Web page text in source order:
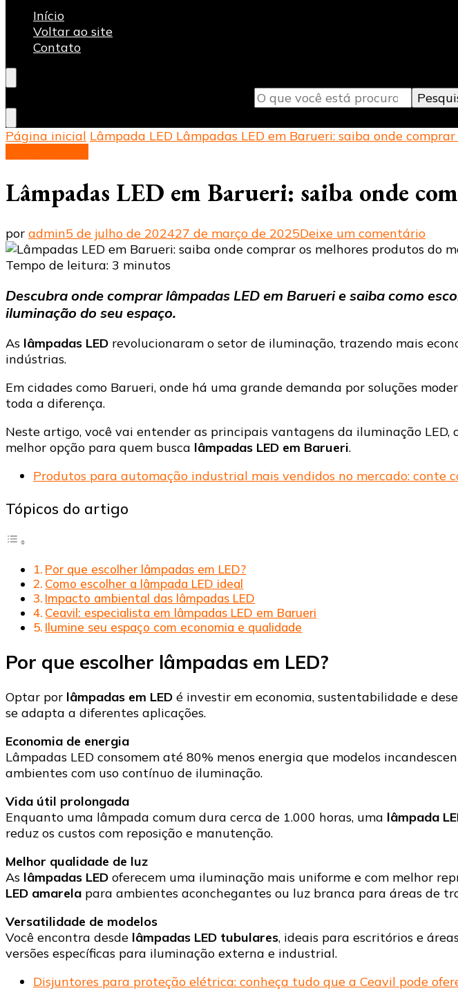
Blog Ceavil
Líder em Revenda de Materiais Elétricos e Produtos do Setor de Automação
Início
Voltar ao site
Contato
algo?
Página inicial Lâmpada LED Lâmpadas LED em Barueri: saiba onde
Lâmpadas LED em Barueri: saiba onde
por admin5 de julho de 202427 de março de 2025Deixe um comentárioem
Tempo de leitura: 3 minutos
Descubra onde comprar lâmpadas LED em Barueri e saiba como
iluminação do seu espaço.
As lâmpadas LED revolucionaram o setor de iluminação, trazendo mais
indústrias.
Em cidades como Barueri, onde há uma grande demanda por soluções
toda a diferença.
Neste artigo, você vai entender as principais vantagens da iluminação
melhor opção para quem busca lâmpadas LED em Barueri.
Produtos para automação industrial mais vendidos no mercado: conte
Tópicos do artigo
Por que escolher lâmpadas em LED?
Como escolher a lâmpada LED ideal
Impacto ambiental das lâmpadas LED
Ceavil: especialista em lâmpadas LED em Barueri
Ilumine seu espaço com economia e qualidade
Por que escolher lâmpadas em LED?
Optar por lâmpadas em LED é investir em economia, sustentabilidade e
se adapta a diferentes aplicações.
Economia de energia
Lâmpadas LED consomem até 80% menos energia que modelos
ambientes com uso contínuo de iluminação.
Vida útil prolongada
Enquanto uma lâmpada comum dura cerca de 1.000 horas, uma lâmpada
reduz os custos com reposição e manutenção.
Melhor qualidade de luz
As lâmpadas LED oferecem uma iluminação mais uniforme e com melhor
LED amarela para ambientes aconchegantes ou luz branca para áreas de
Versatilidade de modelos
Você encontra desde lâmpadas LED tubulares, ideais para escritórios e
versões específicas para iluminação externa e industrial.
Disjuntores para proteção elétrica: conheça tudo que a Ceavil pode